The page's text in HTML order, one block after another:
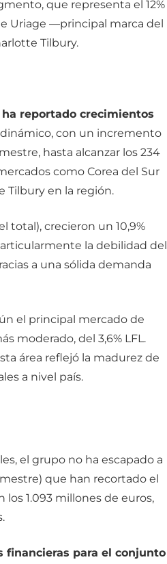
que representa el 12%
Uriage —principal marca del
Tilbury.
reportado crecimientos
con un incremento
hasta alcanzar los 234
como Corea del Sur
Tilbury en la región.
total), crecieron un 10,9%
la debilidad del
a una sólida demanda
el principal mercado de
moderado, del 3,6% LFL.
área reflejó la madurez de
a nivel país.
el grupo no ha escapado a
que han recortado el
1.093 millones de euros,
financieras para el conjunto